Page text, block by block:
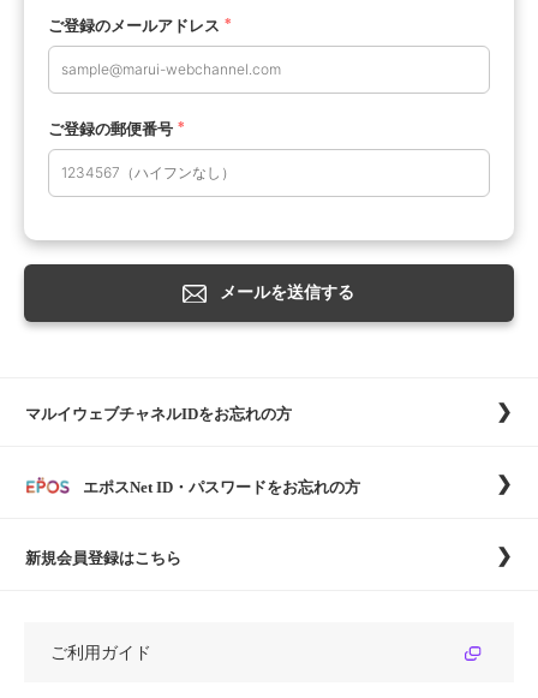
ご登録のメールアドレス*
ご登録の郵便番号*
マルイウェブチャネルIDをお忘れの方
エポスNet ID・パスワードをお忘れの方
新規会員登録はこちら
ご利用ガイド